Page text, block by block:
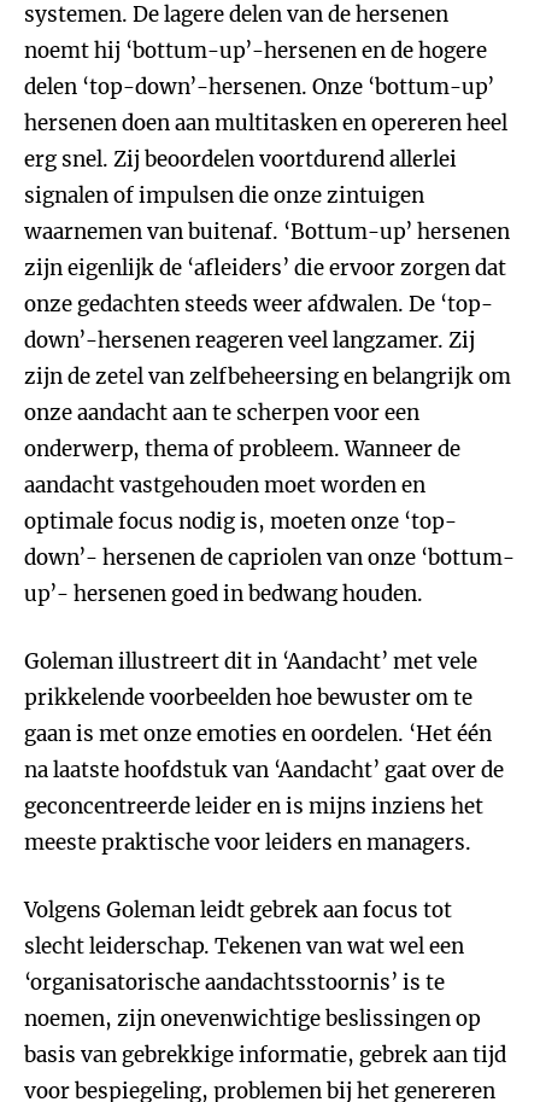
systemen. De lagere delen van de hersenen
noemt hij ‘bottum-up’-hersenen en de hogere
delen ‘top-down’-hersenen. Onze ‘bottum-up’
hersenen doen aan multitasken en opereren heel
erg snel. Zij beoordelen voortdurend allerlei
signalen of impulsen die onze zintuigen
waarnemen van buitenaf. ‘Bottum-up’ hersenen
zijn eigenlijk de ‘afleiders’ die ervoor zorgen dat
onze gedachten steeds weer afdwalen. De ‘top-
down’-hersenen reageren veel langzamer. Zij
zijn de zetel van zelfbeheersing en belangrijk om
onze aandacht aan te scherpen voor een
onderwerp, thema of probleem. Wanneer de
aandacht vastgehouden moet worden en
optimale focus nodig is, moeten onze ‘top-
down’- hersenen de capriolen van onze ‘bottum-
up’- hersenen goed in bedwang houden.
Goleman illustreert dit in ‘Aandacht’ met vele
prikkelende voorbeelden hoe bewuster om te
gaan is met onze emoties en oordelen. ‘Het één
na laatste hoofdstuk van ‘Aandacht’ gaat over de
geconcentreerde leider en is mijns inziens het
meeste praktische voor leiders en managers.
Volgens Goleman leidt gebrek aan focus tot
slecht leiderschap. Tekenen van wat wel een
‘organisatorische aandachtsstoornis’ is te
noemen, zijn onevenwichtige beslissingen op
basis van gebrekkige informatie, gebrek aan tijd
voor bespiegeling, problemen bij het genereren